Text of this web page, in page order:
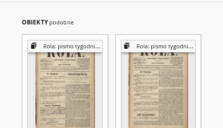
OBIEKTY podobne
Rola: pismo tygodniowe [poświęcone sprawom społecznym, ekonomicznym i literackim] Rola: pismo tygodniowe [poświęcone sprawom społecznym, ekonomicznym i literackim]